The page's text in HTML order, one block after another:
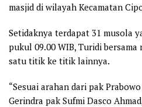
masjid di wilayah Kecamatan
Setidaknya terdapat 31 musola
pukul 09.00 WIB, Turidi
satu titik ke titik lainnya.
“Sesuai arahan dari pak
Gerindra pak Sufmi Dasco